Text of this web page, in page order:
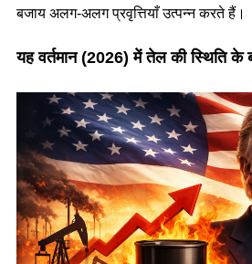
बजाय अलग-अलग प्रवृत्तियाँ उत्पन्न करते हैं।
यह वर्तमान (2026) में तेल की स्थिति के